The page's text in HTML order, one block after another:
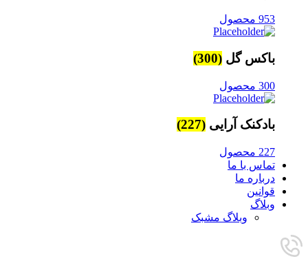
953 محصول
باکس گل (300)
300 محصول
بادکنک آرایی (227)
227 محصول
تماس با ما
درباره ما
قوانین
وبلاگ
وبلاگ مشبک